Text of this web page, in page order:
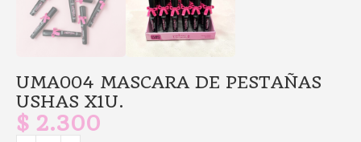
UMA004 MASCARA DE PESTAÑAS
USHAS X1U.
$ 2.300